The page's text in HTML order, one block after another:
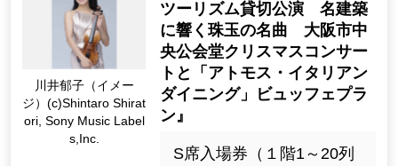
川井郁子（イメー
ジ）(c)Shintaro Shirat
ori, Sony Music Label
s,Inc.
ツーリズム貸切公演 名建築
に響く珠玉の名曲 大阪市中
央公会堂クリスマスコンサー
トと「アトモス・イタリアン
ダイニング」ビュッフェプラ
ン』
S席入場券（１階1～20列